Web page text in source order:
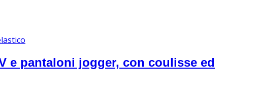
e pantaloni jogger, con coulisse ed